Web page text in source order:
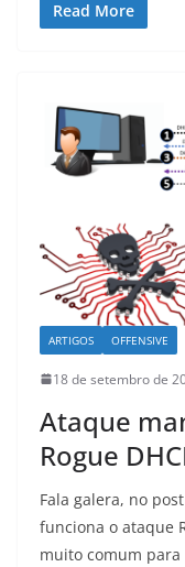
Read More
ARTIGOS OFFENSIVE
18 de setembro de
Ataque
Rogue
Fala galera, no
funciona o ataque
muito comum para